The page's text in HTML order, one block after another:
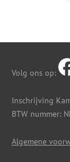
Volg ons op:
Inschrijving
BTW nummer:
Algemene